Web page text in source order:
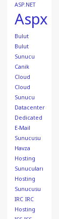
ASP.NET
Aspx
Bulut
Bulut
Sunucu
Canik
Cloud
Cloud
Sunucu
Datacenter
Dedicated
E-Mail
Sunucusu
Havza
Hosting
Sunucuları
Hosting
Sunucusu
IRC IRC
Hosting